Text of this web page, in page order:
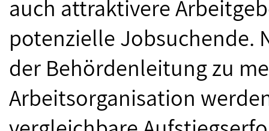
auch attraktivere
potenzielle Jobsuchende.
der Behördenleitung zu
Arbeitsorganisation